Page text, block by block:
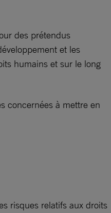
des prétendus
et les
humains et sur le long
concernées à mettre en
risques relatifs aux droits